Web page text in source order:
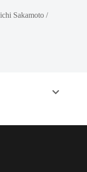
Sakamoto /